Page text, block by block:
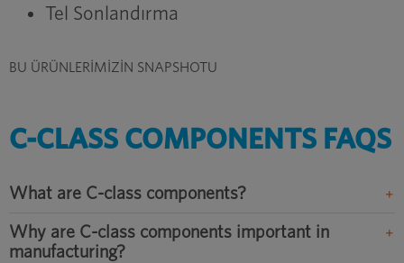
Tel Sonlandırma
BU ÜRÜNLERİMİZİN SNAPSHOTU
C-CLASS COMPONENTS FAQS
What are C-class components?
Why are C-class components important in
manufacturing?